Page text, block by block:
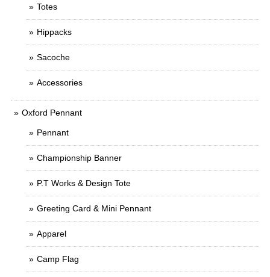
Totes
Hippacks
Sacoche
Accessories
Oxford Pennant
Pennant
Championship Banner
P.T Works & Design Tote
Greeting Card & Mini Pennant
Apparel
Camp Flag